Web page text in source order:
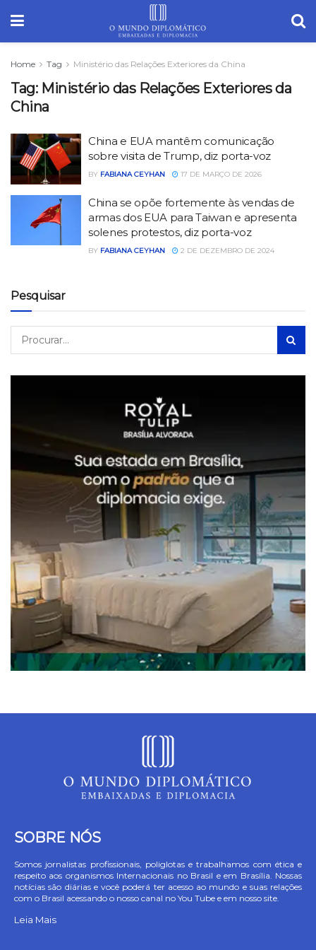
Home Tag Ministério das Relações Exteriores da China
Tag: Ministério das Relações Exteriores da
China
China e EUA mantêm comunicação
sobre visita de Trump, diz porta-voz
BY FABIANA CEYHAN 17 DE MARÇO DE 2026
China se opõe fortemente às vendas de
armas dos EUA para Taiwan e apresenta
solenes protestos, diz porta-voz
BY FABIANA CEYHAN 2 DE DEZEMBRO DE 2024
Pesquisar
SOBRE NÓS
Somos jornalistas profissionais, poliglotas e trabalhamos com ética e
respeito aos organismos Internacionais no Brasil e em Brasília. Nossas
notícias são diárias e você poderá ter acesso ao mundo e suas relações
com o Brasil acessando o nosso canal no You Tube e em nosso site.
Leia Mais